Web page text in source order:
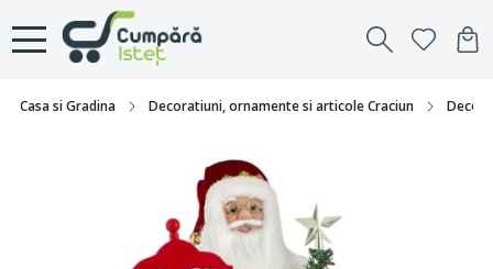
Casa si Gradina Decoratiuni, ornamente si articole Craciun